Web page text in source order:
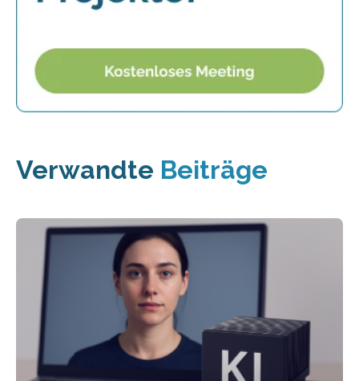
Verwandte Beiträge